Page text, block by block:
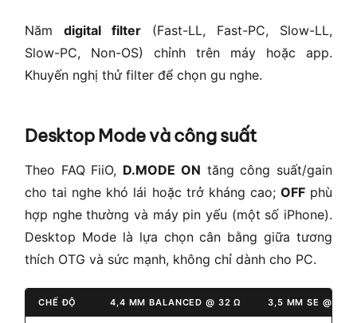
Năm digital filter (Fast-LL, Fast-PC, Slow-LL,
Slow-PC, Non-OS) chỉnh trên máy hoặc app.
Khuyến nghị thử filter để chọn gu nghe.
Desktop Mode và công suất
Theo FAQ FiiO, D.MODE ON tăng công suất/gain
cho tai nghe khó lái hoặc trở kháng cao; OFFphù
hợp nghe thường và máy pin yếu (một số iPhone).
Desktop Mode là lựa chọn cân bằng giữa tương
thích OTG và sức mạnh, không chỉ dành cho PC.
CHẾ ĐỘ 4,4 MM BALANCED @ 32 Ω 3,5 MM SE @ 32